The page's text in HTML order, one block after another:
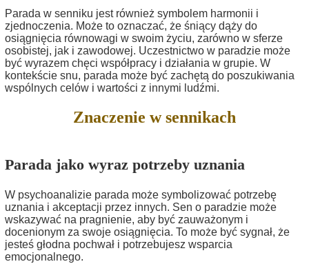
Parada w senniku jest również symbolem harmonii i
zjednoczenia. Może to oznaczać, że śniący dąży do
osiągnięcia równowagi w swoim życiu, zarówno w sferze
osobistej, jak i zawodowej. Uczestnictwo w paradzie może
być wyrazem chęci współpracy i działania w grupie. W
kontekście snu, parada może być zachętą do poszukiwania
wspólnych celów i wartości z innymi ludźmi.
Znaczenie w sennikach
Parada jako wyraz potrzeby uznania
W psychoanalizie parada może symbolizować potrzebę
uznania i akceptacji przez innych. Sen o paradzie może
wskazywać na pragnienie, aby być zauważonym i
docenionym za swoje osiągnięcia. To może być sygnał, że
jesteś głodna pochwał i potrzebujesz wsparcia
emocjonalnego.